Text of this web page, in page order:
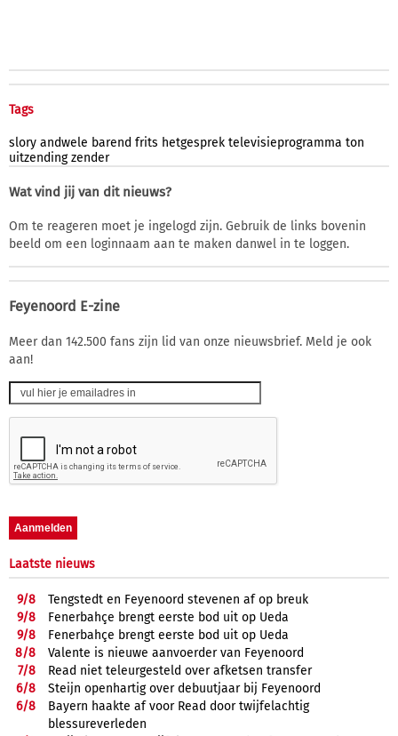
Tags
slory andwele barend frits hetgesprek televisieprogramma ton
uitzending zender
Wat vind jij van dit nieuws?
Om te reageren moet je ingelogd zijn. Gebruik de links bovenin
beeld om een loginnaam aan te maken danwel in te loggen.
Feyenoord E-zine
Meer dan 142.500 fans zijn lid van onze nieuwsbrief. Meld je ook
aan!
Laatste nieuws
9/8
Tengstedt en Feyenoord stevenen af op breuk
9/8
Fenerbahçe brengt eerste bod uit op Ueda
9/8
Fenerbahçe brengt eerste bod uit op Ueda
8/8
Valente is nieuwe aanvoerder van Feyenoord
7/8
Read niet teleurgesteld over afketsen transfer
6/8
Steijn openhartig over debuutjaar bij Feyenoord
6/8
Bayern haakte af voor Read door twijfelachtig
blessureverleden